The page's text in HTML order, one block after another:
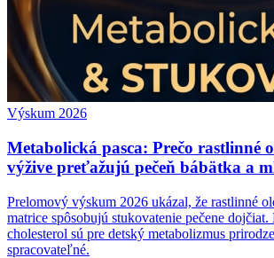
Výskum 2026
Metabolická pasca: Prečo rastlinné
výžive preťažujú pečeň bábätka a
Prelomový výskum 2026 ukázal, že rastlinné
matrice spôsobujú stukovatenie pečene
cholesterol sú pre detský metabolizmus
spracovateľné.